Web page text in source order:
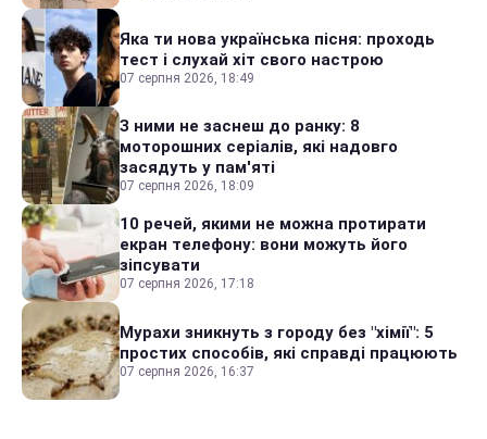
Яка ти нова українська пісня: проходь
тест і слухай хіт свого настрою
07 серпня 2026, 18:49
З ними не заснеш до ранку: 8
моторошних серіалів, які надовго
засядуть у пам'яті
07 серпня 2026, 18:09
10 речей, якими не можна протирати
екран телефону: вони можуть його
зіпсувати
07 серпня 2026, 17:18
Мурахи зникнуть з городу без "хімії": 5
простих способів, які справді працюють
07 серпня 2026, 16:37